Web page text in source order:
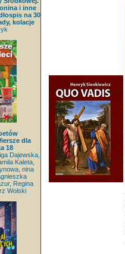
i inne
na 30
kolacje
dla
18
Dajewska,
Kaleta,
nina
Regina
Wolski